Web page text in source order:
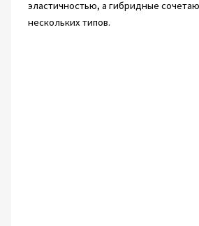
эластичностью, а гибридные
нескольких типов.